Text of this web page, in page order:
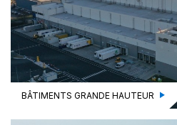
BÂTIMENTS GRANDE HAUTEUR